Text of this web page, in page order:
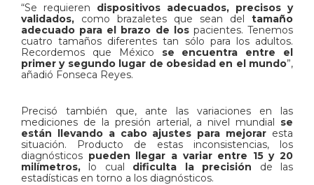
“Se requieren dispositivos adecuados, precisos y
validados, como brazaletes que sean del tamaño
adecuado para el brazo de los pacientes. Tenemos
cuatro tamaños diferentes tan sólo para los adultos.
Recordemos que México se encuentra entre el
primer y segundo lugar de obesidad en el mundo”,
añadió Fonseca Reyes.
Precisó también que, ante las variaciones en las
mediciones de la presión arterial, a nivel mundial se
están llevando a cabo ajustes para mejorar esta
situación. Producto de estas inconsistencias, los
diagnósticos pueden llegar a variar entre 15 y 20
milímetros, lo cual dificulta la precisión de las
estadísticas en torno a los diagnósticos.